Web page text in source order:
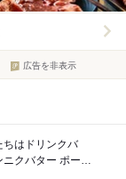
広告を非表示